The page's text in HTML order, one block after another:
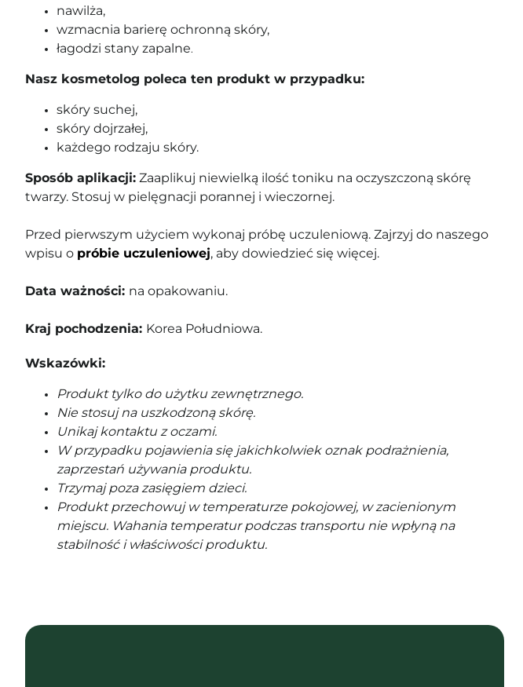
nawilża,
wzmacnia barierę ochronną skóry,
łagodzi stany zapalne.
Nasz kosmetolog poleca ten produkt w przypadku:
skóry suchej,
skóry dojrzałej,
każdego rodzaju skóry.
Sposób aplikacji: Zaaplikuj niewielką ilość toniku na oczyszczoną skórę
twarzy. Stosuj w pielęgnacji porannej i wieczornej.
Przed pierwszym użyciem wykonaj próbę uczuleniową. Zajrzyj do naszego
wpisu o próbie uczuleniowej, aby dowiedzieć się więcej.
Data ważności: na opakowaniu.
Kraj pochodzenia: Korea Południowa.
Wskazówki:
Produkt tylko do użytku zewnętrznego.
Nie stosuj na uszkodzoną skórę.
Unikaj kontaktu z oczami.
W przypadku pojawienia się jakichkolwiek oznak podrażnienia,
zaprzestań używania produktu.
Trzymaj poza zasięgiem dzieci.
Produkt przechowuj w temperaturze pokojowej, w zacienionym
miejscu. Wahania temperatur podczas transportu nie wpłyną na
stabilność i właściwości produktu.